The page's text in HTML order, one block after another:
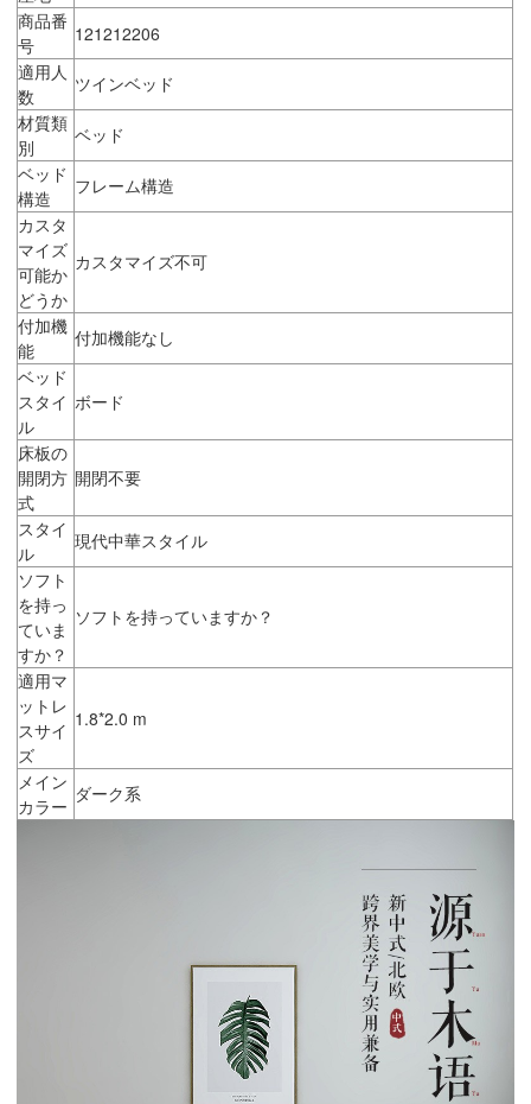
商品番
号
121212206
適用人
数
ツインベッド
材質類
別
ベッド
ベッド
構造
フレーム構造
カスタ
マイズ
可能か
どうか
カスタマイズ不可
付加機
能
付加機能なし
ベッド
スタイ
ル
ボード
床板の
開閉方
式
開閉不要
スタイ
ル
現代中華スタイル
ソフト
を持っ
ていま
すか？
ソフトを持っていますか？
適用マ
ットレ
スサイ
ズ
1.8*2.0 m
メイン
カラー
ダーク系